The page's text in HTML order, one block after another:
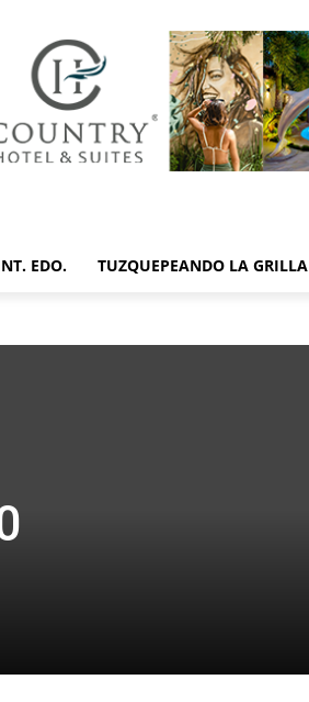
EDO. TUZQUEPEANDO LA GRILLA